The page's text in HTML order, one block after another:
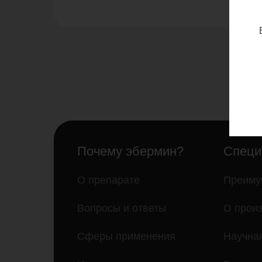
Почему эбермин?
О препарате
Вопросы и ответы
Сферы применения
О